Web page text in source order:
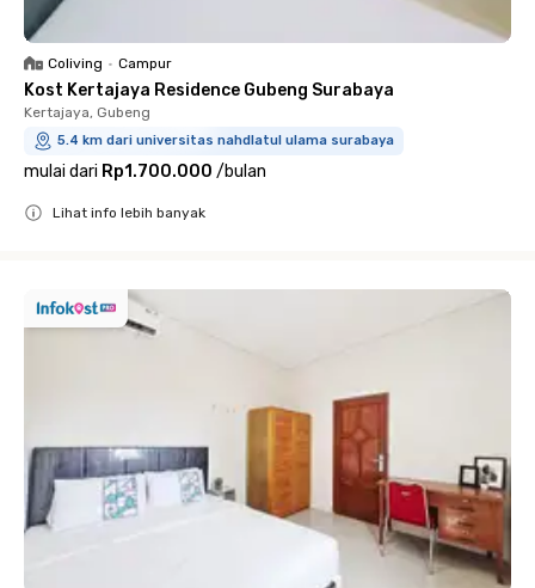
Coliving • Campur
Kost Kertajaya Residence Gubeng Surabaya
Kertajaya, Gubeng
5.4 km dari universitas nahdlatul ulama surabaya
mulai dari Rp1.700.000 /bulan
Lihat info lebih banyak